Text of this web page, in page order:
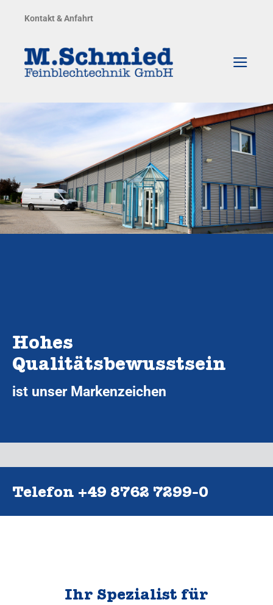
Inhalt
Kontakt & Anfahrt
Hohes
Qualitätsbewusstsein
ist unser Markenzeichen
Telefon +49 8762 7299‑0
Ihr Spezialist für